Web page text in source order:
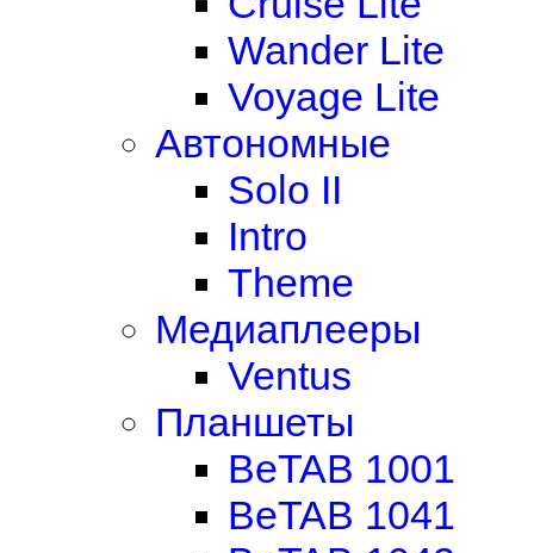
Wander Lite
Voyage Lite
Автономные
Solo II
Intro
Theme
Медиаплееры
Ventus
Планшеты
BeTAB 1001
BeTAB 1041